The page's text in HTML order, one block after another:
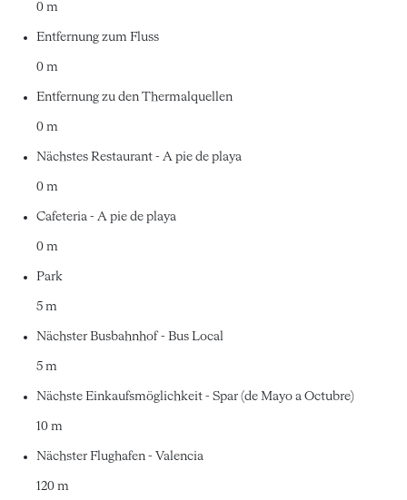
0 m
Entfernung zum Fluss
0 m
Entfernung zu den Thermalquellen
0 m
Nächstes Restaurant - A pie de playa
0 m
Cafeteria - A pie de playa
0 m
Park
5 m
Nächster Busbahnhof - Bus Local
5 m
Nächste Einkaufsmöglichkeit - Spar (de Mayo a Octubre)
10 m
Nächster Flughafen - Valencia
120 m